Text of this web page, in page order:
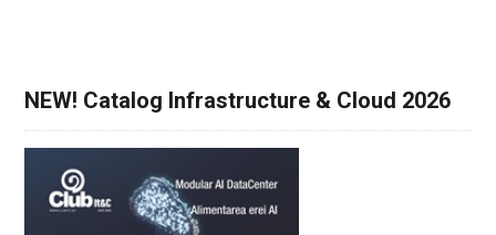
NEW! Catalog Infrastructure & Cloud 2026